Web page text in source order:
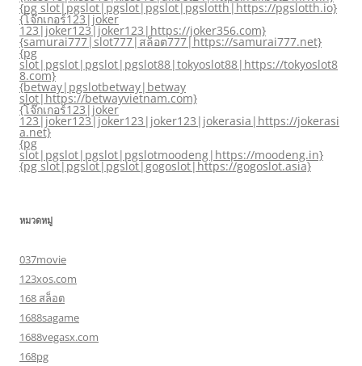
{pg slot|pgslot|pgslot|pgslot|pgslotth|https://pgslotth.io}
{โจ๊กเกอร์123|joker
123|joker123|joker123|https://joker356.com}
{samurai777|slot777|สล็อต777|https://samurai777.net}
{pg
slot|pgslot|pgslot|pgslot88|tokyoslot88|https://tokyoslot8
8.com}
{betway|pgslotbetway|betway
slot|https://betwayvietnam.com}
{โจ๊กเกอร์123|joker
123|joker123|joker123|joker123|jokerasia|https://jokerasi
a.net}
{pg
slot|pgslot|pgslot|pgslotmoodeng|https://moodeng.in}
{pg slot|pgslot|pgslot|gogoslot|https://gogoslot.asia}
หมวดหมู่
037movie
123xos.com
168 สล็อต
1688sagame
1688vegasx.com
168pg